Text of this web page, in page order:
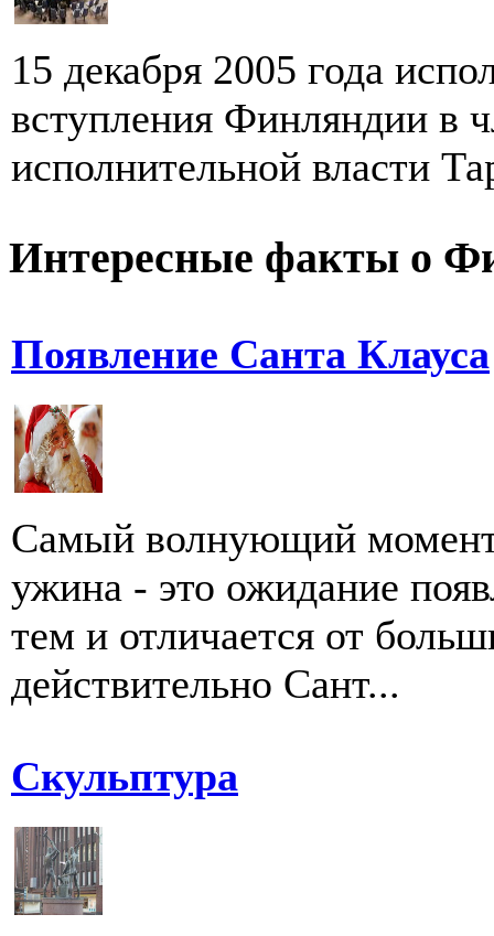
15 декабря 2005 года
вступления Финляндии в
исполнительной власти
Интересные факты о
Появление Санта Клауса
Самый волнующий момент
ужина - это ожидание
тем и отличается от
действительно Сант...
Скульптура